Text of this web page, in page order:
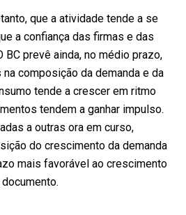
que a atividade tende a se
a confiança das firmas e das
prevê ainda, no médio prazo,
composição da demanda e da
tende a crescer em ritmo
tendem a ganhar impulso.
a outras ora em curso,
do crescimento da demanda
mais favorável ao crescimento